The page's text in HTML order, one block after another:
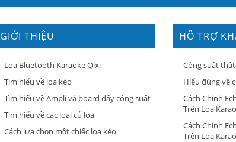
GIỚI THIỆU
Loa Bluetooth Karaoke Qixi
Tìm hiểu về loa kéo
Tìm hiểu về Ampli và board đẩy công suất
Tìm hiểu về các loại củ loa
Cách lựa chọn một chiếc loa kéo
HỖ TRỢ
Công suất
Hiểu đúng về
Cách Chỉnh
Trên Loa
Cách Chỉnh
Trên Loa